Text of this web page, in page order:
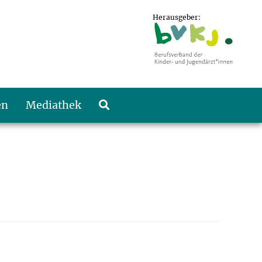
Herausgeber:
Mediathek